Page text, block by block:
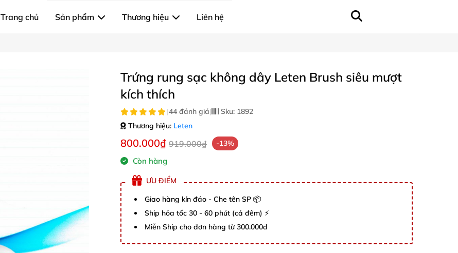
Trang chủ Sản phẩm Thương hiệu Liên hệ
Trứng rung sạc không dây Leten Brush siêu mượt
kích thích
|44 đánh giá| Sku: 1892
Thương hiệu: Leten
800.000₫ 919.000₫ -13%
Còn hàng
ƯU ĐIỂM
Giao hàng kín đáo - Che tên SP 📦
Ship hỏa tốc 30 - 60 phút (cả đêm) ⚡
Miễn Ship cho đơn hàng từ 300.000đ